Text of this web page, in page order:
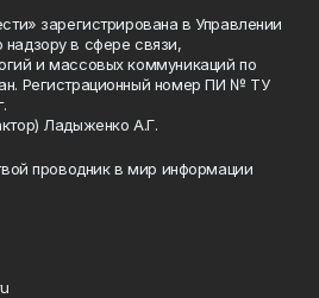
зарегистрирована в Управлении
в сфере связи,
и массовых коммуникаций по
Регистрационный номер ПИ № ТУ
Ладыженко А.Г.
проводник в мир информации